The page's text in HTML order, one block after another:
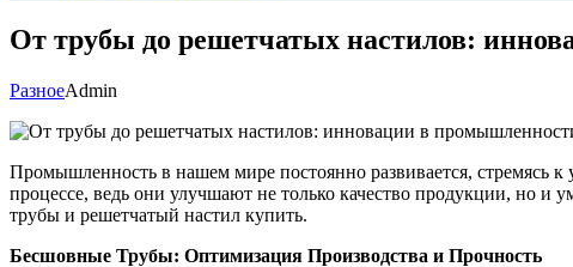
От трубы до решетчатых настилов:
РазноеAdmin
Промышленность в нашем мире постоянно развивается, стремясь
процессе, ведь они улучшают не только качество продукции, но
трубы и решетчатый настил купить.
Бесшовные Трубы: Оптимизация Производства и Прочность